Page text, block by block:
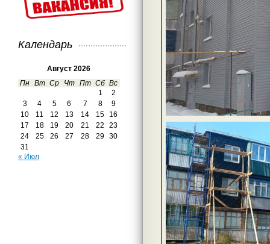
Календарь
Август 2026
Пн Вт Ср Чт Пт Сб Вс
1
2
3
4 5 6 7 8
9
10
11 12 13 14 15
16
17
18 19 20 21 22
23
24
25 26 27 28 29
30
31
« Июл